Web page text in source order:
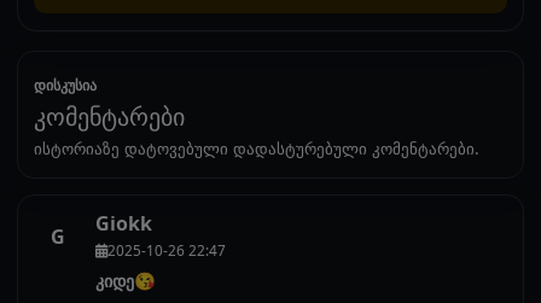
დისკუსია
კომენტარები
ისტორიაზე დატოვებული დადასტურებული კომენტარები.
G Giokk
2025-10-26 22:47
კიდე😘